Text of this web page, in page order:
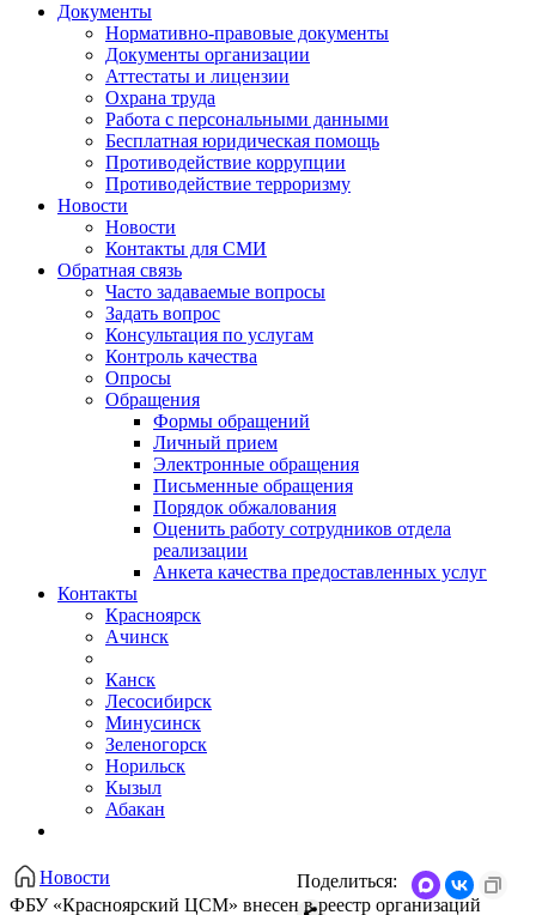
Документы
Нормативно-правовые документы
Документы организации
Аттестаты и лицензии
Охрана труда
Работа с персональными данными
Бесплатная юридическая помощь
Противодействие коррупции
Противодействие терроризму
Новости
Новости
Контакты для СМИ
Обратная связь
Часто задаваемые вопросы
Задать вопрос
Консультация по услугам
Контроль качества
Опросы
Обращения
Формы обращений
Личный прием
Электронные обращения
Письменные обращения
Порядок обжалования
Оценить работу сотрудников отдела
реализации
Анкета качества предоставленных услуг
Контакты
Красноярск
Ачинск
Канск
Лесосибирск
Минусинск
Зеленогорск
Норильск
Кызыл
Абакан
Новости
ФБУ «Красноярский ЦСМ» внесен в реестр организаций
Поделиться: